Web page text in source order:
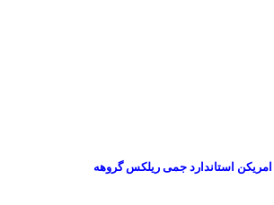
امریکن استاندارد جمی ریلکس گروهه